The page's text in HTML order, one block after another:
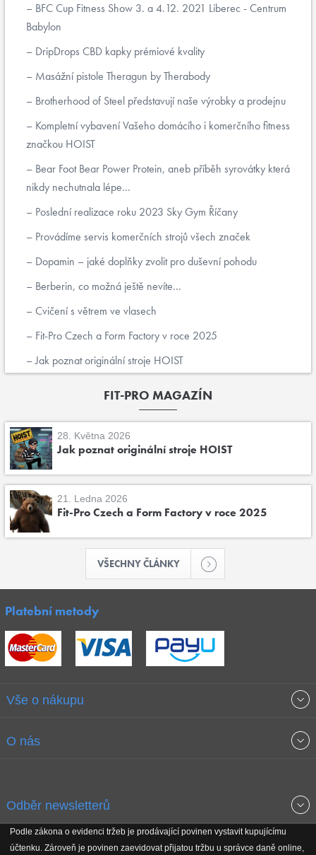
BFC Cup Fitness Show 3. a 4.12. 2021 Liberec - Centrum
Babylon
DripDrops CBD kapky prémiové kvality
Masážní pistole Theragun by Therabody
Brotherhood of Steel představují naše výrobky a prodejnu
Kompletní vybavení Vašeho domácího i komerčního fitness
značkou HOIST
Bear Foot Bear Power Protein, aneb příběh syrovátky která
nikdy nechutnala lépe...
Poslední realizace roku 2023 Sky Gym Říčany
Provádíme servis komerčních strojů všech značek
Dopamin – jaké doplňky zvolit pro duševní pohodu
Berberin, co možná ještě nevíte...
Cvičení s větrem ve vlasech
Fit-Pro Czech a Form Factory v roce 2025
Jak poznat originální stroje HOIST
FIT-PRO MAGAZÍN
28. Května 2026
Jak poznat originální stroje HOIST
21. Ledna 2026
Fit-Pro Czech a Form Factory v roce 2025
VŠECHNY ČLÁNKY
Platební metody
Vše o nákupu
Obchodní podmínky
O nás
Odběr newsletterů
Získejte přehled o novinkách, slevách, akčním zboží a upozornění
Podle zákona o evidenci tržeb je prodávající povinen vystavit kupujícímu
účtenku. Zároveň je povinen zaevidovat přijatou tržbu u správce daně online,